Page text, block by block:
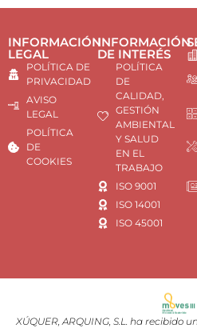
INFORMACIÓN
LEGAL
POLÍTICA DE
PRIVACIDAD
AVISO
LEGAL
POLÍTICA
DE
COOKIES
INFORMACIÓN
DE INTERÉS
POLÍTICA
DE
CALIDAD,
GESTIÓN
AMBIENTAL
Y SALUD
EN EL
TRABAJO
ISO 9001
ISO 14001
ISO 45001
XÚQUER, ARQUING, S.L. ha recibido